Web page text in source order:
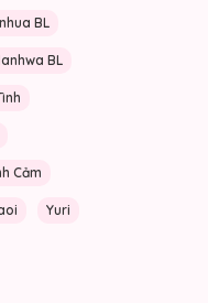
BL
BL
Cảm
Yuri